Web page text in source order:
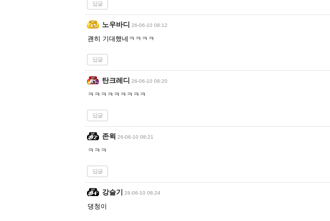
답글
노우바디 26-06-10 08:12
괜히 기대했네ㅋㅋㅋㅋ
답글
탄크레디 26-06-10 08:20
ㅋㅋㅋㅋㅋㅋㅋㅋㅋ
답글
존윅 26-06-10 08:21
ㅋㅋㅋ
답글
강슬기 26-06-10 08:24
댕청이